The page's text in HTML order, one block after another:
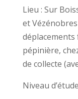
Lieu : Sur
et
déplacements
pépinière,
de collecte
Niveau